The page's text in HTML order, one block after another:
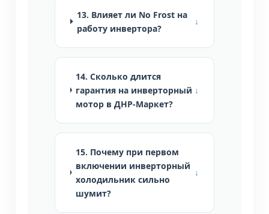
13. Влияет ли No Frost на
работу инвертора?
14. Сколько длится
гарантия на инверторный
мотор в ДНР-Маркет?
15. Почему при первом
включении инверторный
холодильник сильно
шумит?